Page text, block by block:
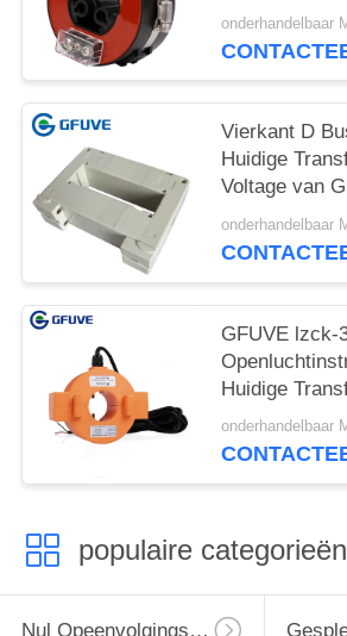
Gespleten
op Huidige
onderhandelbaar
Vierkant D
Huidige
Voltage van
Type 5 Jaar
onderhandelbaar
GFUVE lzck-
Huidige
onderhandelbaar
populaire categorieën
Nul Opeenvolgings Huidige Transformator